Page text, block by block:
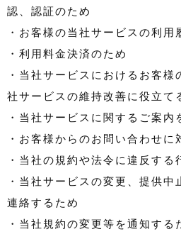
認、認証のため
・お客様の当社サービスの利用
・利用料金決済のため
・当社サービスにおけるお客様
社サービスの維持改善に役立て
・当社サービスに関するご案内
・お客様からのお問い合わせに
・当社の規約や法令に違反する
・当社サービスの変更、提供
連絡するため
・当社規約の変更等を通知する